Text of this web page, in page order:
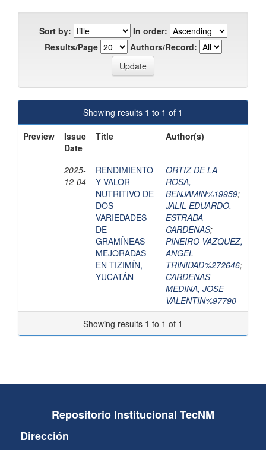
Sort by:
In order:
Results/Page
Authors/Record:
Showing results 1 to 1 of 1
Preview
Issue
Date
Title Author(s)
2025-
12-04
RENDIMIENTO
Y VALOR
NUTRITIVO DE
DOS
VARIEDADES
DE
GRAMÍNEAS
MEJORADAS
EN TIZIMÍN,
YUCATÁN
ORTIZ DE LA
ROSA,
BENJAMIN%19959;
JALIL EDUARDO,
ESTRADA
CARDENAS;
PINEIRO VAZQUEZ,
ANGEL
TRINIDAD%272646;
CARDENAS
MEDINA, JOSE
VALENTIN%97790
Showing results 1 to 1 of 1
Repositorio Institucional TecNM
Dirección